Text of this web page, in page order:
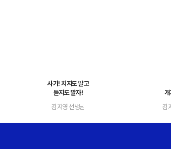
사기! 치지도 말고
듣지도 말자!
김지영 선생님
개
김